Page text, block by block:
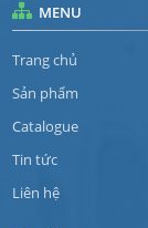
MENU
Trang chủ
Sản phẩm
Catalogue
Tin tức
Liên hệ